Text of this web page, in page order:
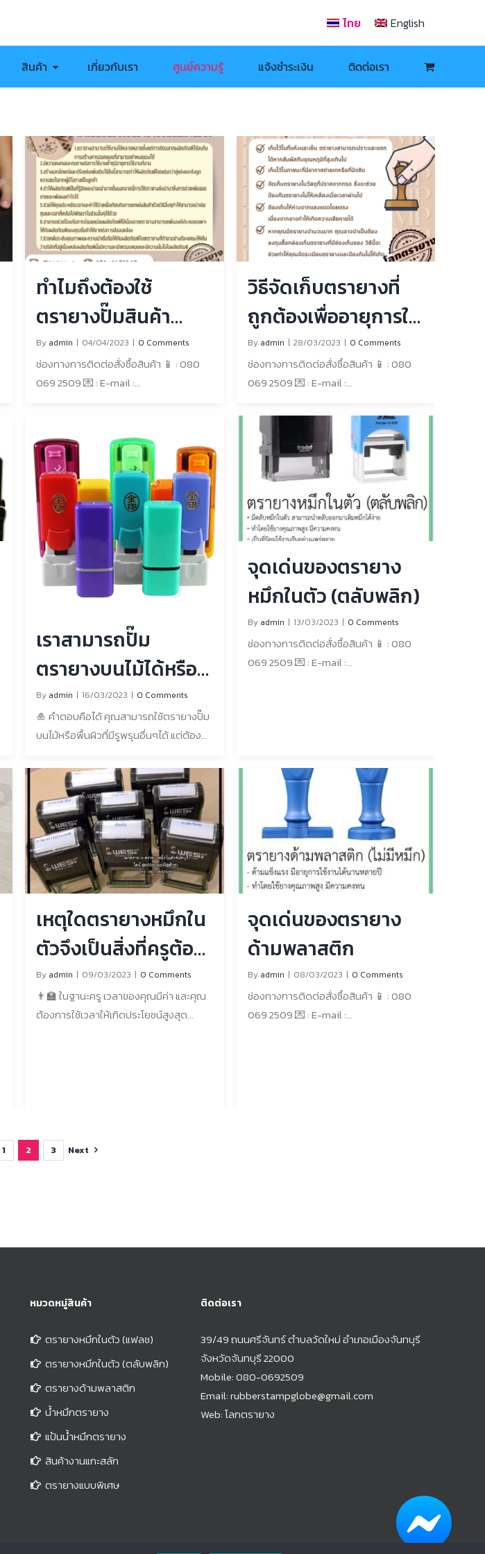
ไทย English
สินค้า เกี่ยวกับเรา ศูนย์ความรู้ แจ้งชำระเงิน ติดต่อเรา
ทำไมถึงต้องใช้
ตรายางปั๊มสินค้า
ด้วย?
By admin | 04/04/2023 | 0 Comments
ช่องทางการติดต่อสั่งซื้อสินค้า 📱 : 080
069 2509 💌 : E-mail :
https://www.rubberstampglobe.com/
สามารถ In box เข้ามาสอบถามเพิ่มเติมได้ที่
เพจFacebook : โลกตรายาง – ตรายาง
หมึกในตัวจันทบุรี ที่ตั้งร้านค้า: 39/49 ถนน
ศรีจันทร์ วัดใหม่ อำเภอเมืองจันทบุรี [...]
วิธีจัดเก็บตรายางที่
ถูกต้องเพื่ออายุการใช้
งานที่นานขึ้น
By admin | 28/03/2023 | 0 Comments
ช่องทางการติดต่อสั่งซื้อสินค้า 📱 : 080
069 2509 💌 : E-mail :
Line : https://lin.ee/RTRkJRV 🌐 : เว็บไซต์
https://www.rubberstampglobe.com/
สามารถ In box เข้ามาสอบถามเพิ่มเติมได้ที่
เพจFacebook : โลกตรายาง – ตรายาง
หมึกในตัวจันทบุรี ที่ตั้งร้านค้า: 39/49 ถนน
ศรีจันทร์ วัดใหม่ อำเภอเมืองจันทบุรี [...]
เราสามารถปั๊ม
ตรายางบนไม้ได้หรือ
ไม่?
By admin | 16/03/2023 | 0 Comments
🎍 คำตอบคือได้ คุณสามารถใช้ตรายางปั๊ม
บนไม้หรือพื้นผิวที่มีรูพรุนอื่นๆได้ แต่ต้อง
รณ์อื่นๆด้วยเช่นกัน 🎯 ใช้แผ่นหมึกที่มี
คุณภาพสูง: แผ่นหมึกชนิดน้ำมันมีความ
ทนทานต่อการซีดจางและเหมาะสำหรับ
ใช้บนพื้นผิวที่มีรูพรุนมากกว่าแผ่นหมึกชนิด
น้ำ 🎯 ใช้ตรายางกับแผ่นโฟมหรือเบาะรอง:
แผ่นโฟมหรือเบาะรองแน่นสามารถช่วยให้
ตรายางสร้างความชัดเจนบนพื้นผิวไม้ได้
เห็นว่าน้ำหมึกจะมีลักษณะเป็นอย่างไรบน
พื้นผิว และทำการปรับเปลี่ยนที่จำเป็นก่อนที่
จะปั๊มทั้งชิ้น การปั๊มตรายางบนไม้หรือพื้น
ผิวที่มีรูพรุนอื่นๆ อาจทำได้ยากกว่าการปั๊ม
บนกระดาษ การทดลองปั๊มบนพื้นผิวเรียบ
ก่อนอาจเป็นประโยชน์และทำการปรับเปลี่ยน
จุดเด่นของตรายาง
หมึกในตัว (ตลับพลิก)
By admin | 13/03/2023 | 0 Comments
ช่องทางการติดต่อสั่งซื้อสินค้า 📱 : 080
069 2509 💌 : E-mail :
หมึกในตัวจันทบุรี ที่ตั้งร้านค้า: 39/49 ถนน
เหตุใดตรายางหมึกใน
ตัวจึงเป็นสิ่งที่ครูต้อง
มี
By admin | 09/03/2023 | 0 Comments
👨‍🏫 ในฐานะครู เวลาของคุณมีค่า และคุณ
ต้องการใช้เวลาให้เกิดประโยชน์สูงสุด
ประสิทธิภาพและประหยัดเวลา ตรายางหมึก
ในตัวเป็นวิธีที่รวดเร็วและมีประสิทธิภาพใน
ความแม่นยำ ตรายางหมึกในตัวช่วยให้
ความคิดเห็นของคุณสอดคล้องและถูกต้อง
เมื่อคุณให้คะแนนเอกสารหรืองานที่มอบ
หมายจำนวนมาก ด้วยการปั๊มตรายาง คุณ
จะมั่นใจได้ว่าคำติชมของคุณเหมือนกัน
สำหรับนักเรียนทุกคน และคุณสามารถหลีก
เลี่ยงข้อผิดพลาดหรือการมองข้ามที่อาจ
เกิดขึ้นเมื่อคุณเขียนความคิดเห็นด้วย
ลายมือ 3.แรงจูงใจและกำลังใจ ตรายาง
หมึกในตัวยังเป็นวิธีที่ยอดเยี่ยมในการจูงใจ
และให้กำลังใจนักเรียนของคุณ ตัวอย่างเช่น
จุดเด่นของตรายาง
ด้ามพลาสติก
By admin | 08/03/2023 | 0 Comments
ช่องทางการติดต่อสั่งซื้อสินค้า 📱 : 080
069 2509 💌 : E-mail :
1 2 3 Next
หมวดหมู่สินค้า
ตรายางหมึกในตัว (แฟลช)
ตรายางหมึกในตัว (ตลับพลิก)
ตรายางด้ามพลาสติก
น้ำหมึกตรายาง
แป้นน้ำหมึกตรายาง
สินค้างานแกะสลัก
ตรายางแบบพิเศษ
ติดต่อเรา
39/49 ถนนศรีจันทร์ ตำบลวัดใหม่ อำเภอเมืองจันทบุรี
จังหวัดจันทบุรี 22000
Mobile:080-0692509
Email:rubberstampglobe@gmail.com
Web:โลกตรายาง